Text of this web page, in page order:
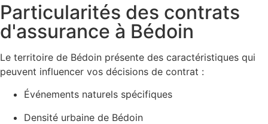
Particularités des contrats
d'assurance à Bédoin
Le territoire de Bédoin présente des caractéristiques qui
peuvent influencer vos décisions de contrat :
Événements naturels spécifiques
Densité urbaine de Bédoin